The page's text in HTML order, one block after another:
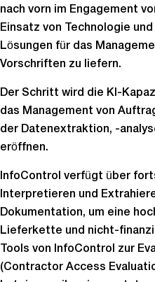
nach vorn im Engagement
Einsatz von Technologie
Lösungen für das
Vorschriften zu liefern.
Der Schritt wird die KI-
das Management von
der Datenextraktion, -
eröffnen.
InfoControl verfügt über
Interpretieren und
Dokumentation, um eine
Lieferkette und nicht-
Tools von InfoControl zur
(Contractor Access